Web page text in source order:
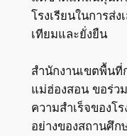
โรงเรียนในการส่
เทียมและยั่งยืน
สำนักงานเขตพื้น
แม่ฮ่องสอน ขอร่ว
ความสำเร็จของโ
อย่างของสถานศึ